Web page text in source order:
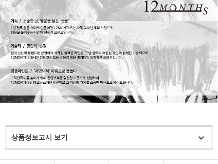
상품정보고시 보기